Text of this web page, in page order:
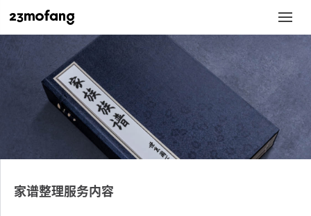
家谱整理服务内容